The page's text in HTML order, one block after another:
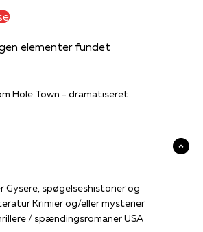
elementer fundet
Hole Town - dramatiseret
Gysere, spøgelseshistorier og
Krimier og/eller mysterier
/ spændingsromanerUSA